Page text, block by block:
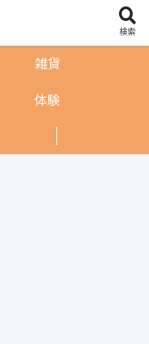
雑貨
体験
検索